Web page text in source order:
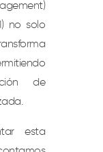
no solo
de
esta